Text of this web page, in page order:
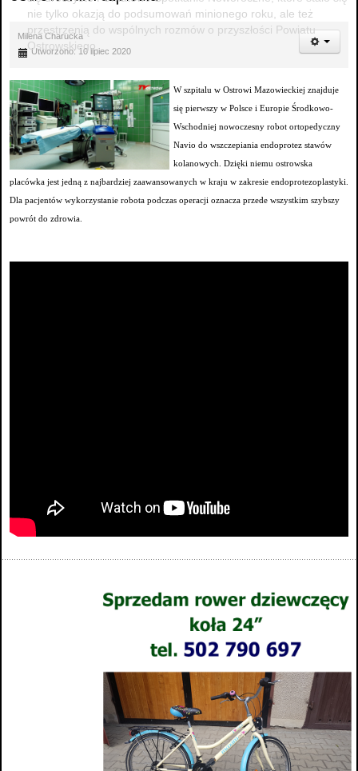
nie tylko okazją do podsumowań minionego roku, ale też
przestrzenią do wspólnych rozmów o przyszłości Powiatu
Ostrowskiego.
Milena Charucka
Utworzono: 10 lipiec 2020
W szpitalu w Ostrowi Mazowieckiej znajduje
się pierwszy w Polsce i Europie Środkowo-
Wschodniej nowoczesny robot ortopedyczny
Navio do wszczepiania endoprotez stawów
kolanowych. Dzięki niemu ostrowska
placówka jest jedną z najbardziej zaawansowanych w kraju w zakresie endoprotezoplastyki.
Dla pacjentów wykorzystanie robota podczas operacji oznacza przede wszystkim szybszy
powrót do zdrowia.